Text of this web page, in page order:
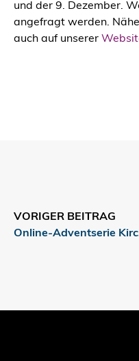
und der 9. Dezember.
angefragt werden.
auch auf unserer
VORIGER BEITRAG